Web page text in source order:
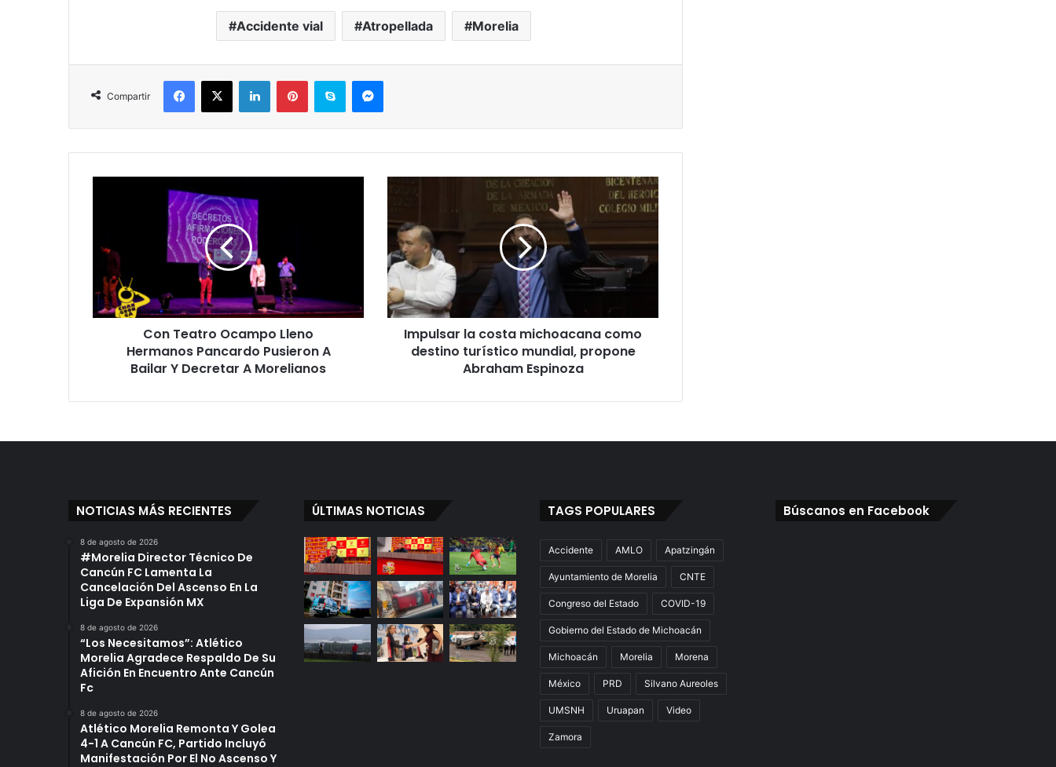
Accidente vial Atropellada Morelia
Compartir
Facebook
X LinkedInPinterestSkype Messenger
Hermanos
Pancardo
Pusieron
A
Bailar
Decretar
Con Teatro Ocampo Lleno
Hermanos Pancardo Pusieron A
Bailar Y Decretar A Morelianos
michoacana
como
destino
turístico
mundial,
propone
Abraham
Espinoza
Impulsar la costa michoacana como
destino turístico mundial, propone
Abraham Espinoza
NOTICIAS MÁS RECIENTES
8 de agosto de 2026
#Morelia Director Técnico De
Cancún FC Lamenta La
Cancelación Del Ascenso En La
Liga De Expansión MX
8 de agosto de 2026
“Los Necesitamos”: Atlético
Morelia Agradece Respaldo De Su
Afición En Encuentro Ante Cancún
Fc
8 de agosto de 2026
Atlético Morelia Remonta Y Golea
4-1 A Cancún FC, Partido Incluyó
Manifestación Por El No Ascenso Y
ÚLTIMAS NOTICIAS TAGS POPULARES
Accidente AMLO Apatzingán
Ayuntamiento de Morelia CNTE
Congreso del Estado COVID-19
Gobierno del Estado de Michoacán
Michoacán Morelia Morena
México PRD Silvano Aureoles
UMSNH Uruapan Video
Zamora
Búscanos en Facebook